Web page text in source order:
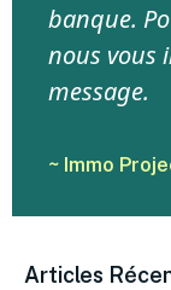
banque.
nous vous
message.
~ Immo
Articles